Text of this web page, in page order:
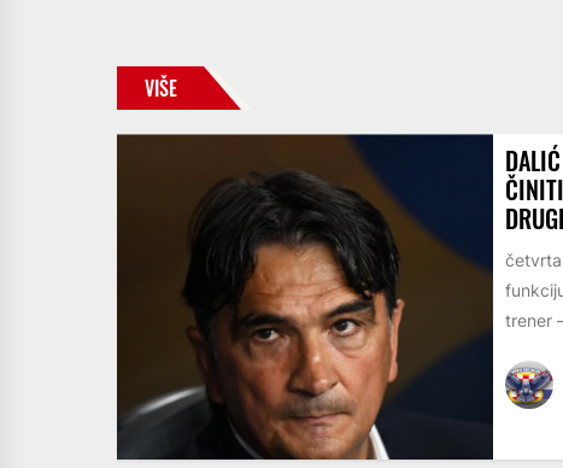
VIŠE
trener